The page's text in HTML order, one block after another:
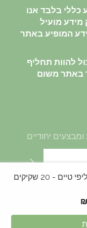
בלבד אנו
מועיל
המופיע באתר
להוות תחליף
באתר משום
יחודיים
שלח
- 20 שקיקים